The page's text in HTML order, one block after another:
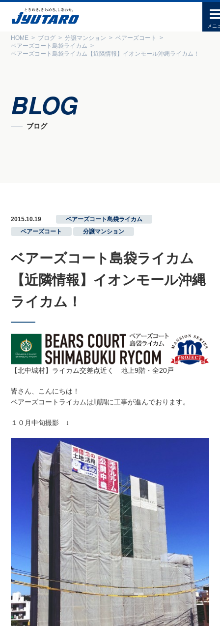
HOME ブログ 分譲マンション
ベアーズコート
ベアーズコート島袋ライカム
ベアーズコート島袋ライカム【近隣情報】イオンモール沖縄ライカム！
BLOG
ブログ
2015.10.19 ベアーズコート島袋ライカム
ベアーズコート
分譲マンション
ベアーズコート島袋ライカム
【近隣情報】イオンモール沖縄
ライカム！
【北中城村】ライカム交差点近く 地上9階・全20戸
皆さん、こんにちは！
ベアーズコートライカムは順調に工事が進んでおります。
１０月中旬撮影 ↓